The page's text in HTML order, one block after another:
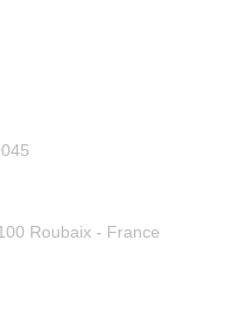
Roubaix - France